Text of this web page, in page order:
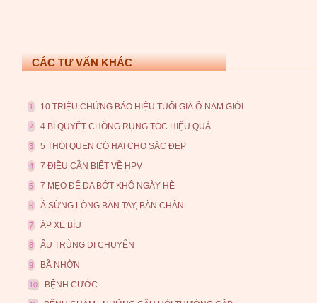
CÁC TƯ VẤN KHÁC
1 10 TRIỆU CHỨNG BÁO HIỆU TUỔI GIÀ Ở NAM GIỚI
2 4 BÍ QUYẾT CHỐNG RỤNG TÓC HIỆU QUẢ
3 5 THÓI QUEN CÓ HẠI CHO SẮC ĐẸP
4 7 ĐIỀU CẦN BIẾT VỀ HPV
5 7 MẸO ĐỂ DA BỚT KHÔ NGÀY HÈ
6 Á SỪNG LÒNG BÀN TAY, BÀN CHÂN
7 ÁP XE BÌU
8 ẤU TRÙNG DI CHUYỂN
9 BÃ NHỜN
10 BỆNH CƯỚC